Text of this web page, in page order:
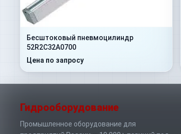
Бесштоковый пневмоцилиндр
52R2C32A0700
Цена по запросу
Гидрооборудование
Промышленное оборудование для